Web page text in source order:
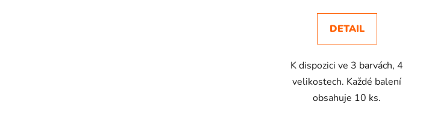
DETAIL
K dispozici ve 3 barvách, 4
velikostech. Každé balení
obsahuje 10 ks.